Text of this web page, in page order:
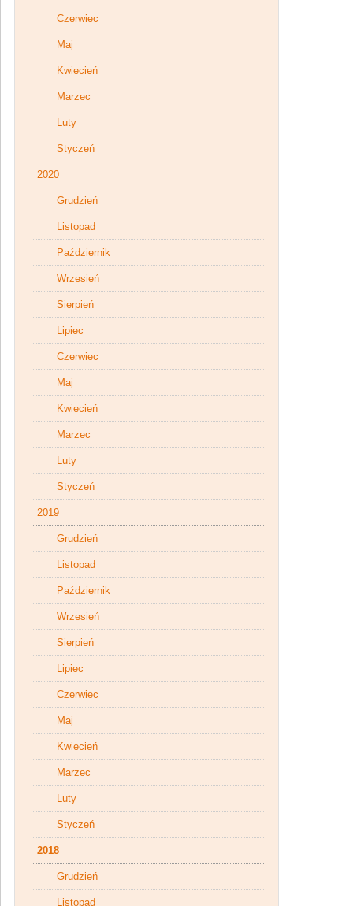
Czerwiec
Maj
Kwiecień
Marzec
Luty
Styczeń
2020
Grudzień
Listopad
Październik
Wrzesień
Sierpień
Lipiec
Czerwiec
Maj
Kwiecień
Marzec
Luty
Styczeń
2019
Grudzień
Listopad
Październik
Wrzesień
Sierpień
Lipiec
Czerwiec
Maj
Kwiecień
Marzec
Luty
Styczeń
2018
Grudzień
Listopad